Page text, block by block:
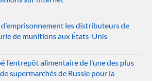
les distributeurs de
de munitions aux États-Unis
l’entrepôt alimentaire de l’une des plus
supermarchés de Russie pour la